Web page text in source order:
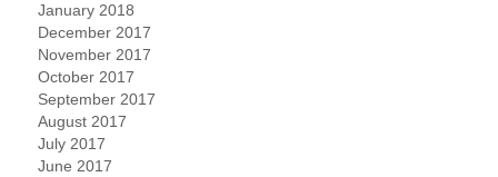
January 2018
December 2017
November 2017
October 2017
September 2017
August 2017
July 2017
June 2017